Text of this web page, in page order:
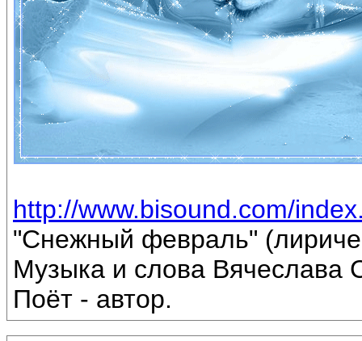
http://www.bisound.com/
"Снежный февраль"
Музыка и слова Вячеслава
Поёт - автор.